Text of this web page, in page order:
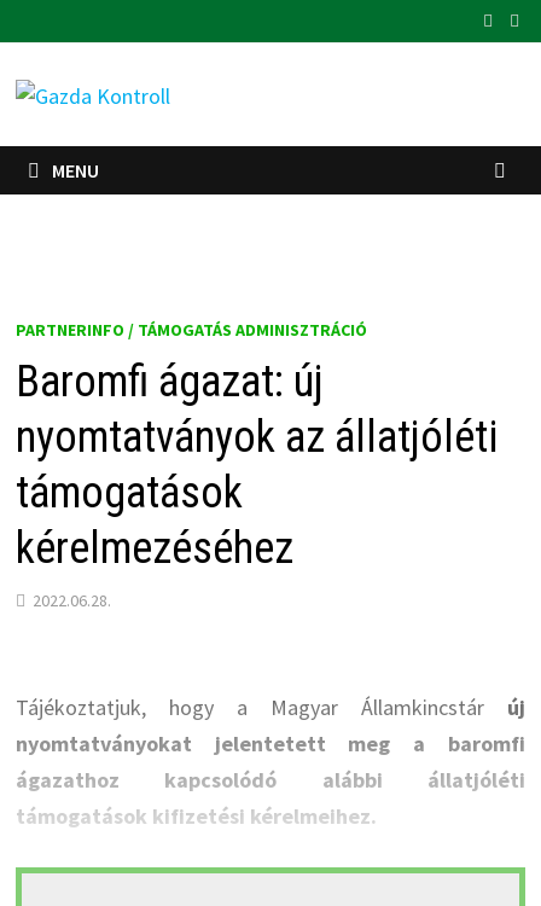
to
content
MENU
PARTNERINFO / TÁMOGATÁS ADMINISZTRÁCIÓ
Baromfi ágazat: új
nyomtatványok az állatjóléti
támogatások
kérelmezéséhez
2022.06.28.
Tájékoztatjuk, hogy a Magyar Államkincstár új
nyomtatványokat jelentetett meg a baromfi
ágazathoz kapcsolódó alábbi állatjóléti
támogatások kifizetési kérelmeihez.